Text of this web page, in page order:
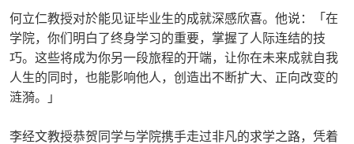
何立仁教授对於能见证毕业生的成就深感欣喜。他说：「​在
学院，你们明白了终身学习的重要，掌握了人际连结的技
巧。这些将成为你另一段旅程的开端，让你在未来成就自我
人生的同时，也能影响他人，创造出不断扩大、正向改变的
涟漪。」​
李经文教授恭贺同学与学院携手走过非凡的求学之路，凭着